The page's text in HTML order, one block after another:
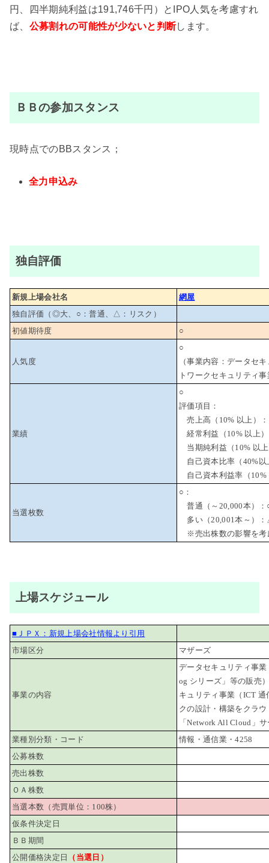
円、四半期純利益は191,746千円）とIPO人気を考慮すれ
ば、 公募割れの可能性が少ないと判断します。
ＢＢの参加スタンス
現時点でのBBスタンス；
全力申込み
独自評価
新規上場会社名
網屋
独自評価（◎大、○：普通、△：リスク）
初値期待度
○
人気度
○
（事業内容：データセ
トワークセキュリティ事
業績
○
評価項目：
売上高（10% 以上）
経常利益（10% 以上
当期純利益（10% 以
自己資本比率（40%
自己資本利益率（10%
当選枚数
○：
普通（～20,000本）
多い（20,001本～）
※売出株数の影響を考
上場スケジュール
■ＪＰＸ：新規上場会社情報より引用
市場区分
マザーズ
事業の内容
データセキュリティ事
og シリーズ」等の販売
キュリティ事業（ICT
クの設計・構築をクラ
「Network All Cloud」
業種別分類・コード
情報・通信業・4258
公募株数
売出株数
ＯＡ株数
当選本数（売買単位：100株）
仮条件決定日
ＢＢ期間
公開価格決定日
（当選日）